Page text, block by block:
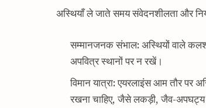
अस्थियाँ ले जाते समय संवेदनशीलता और
सम्मानजनक संभाल: अस्थियों वाले
अपवित्र स्थानों पर न रखें।
विमान यात्रा: एयरलाइंस आम तौर
रखना चाहिए, जैसे लकड़ी, जैव-अपघट्य